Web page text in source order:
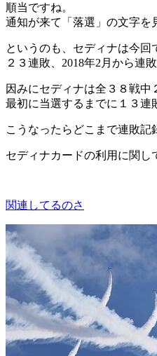
順当ですね。
通知が来て「落選」の文字を
というのも、セディナは今回
２３連敗、2018年2月から連敗
因みにセディナは全３８戦中
最初に当選するまでに１３連
こうなったらどこまで連敗
セディナカードの利用に関し
関連してるのさ